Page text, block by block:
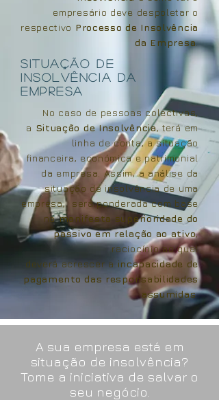
empresário deve despoletar o
respectivo Processo de Insolvência
da Empresa.
situação de
insolvência da
empresa
No caso de pessoas colectivas,
a Situação de Insolvência, terá em
linha de conta, a situação
financeira, económica e patrimonial
da empresa. Assim, a análise da
situação de insolvência de uma
empresa, será ponderada com base
namanifesta superioridade do
passivo em relação ao ativo,
raciocínio ao qual
deverá acrescer a incapacidade de
pagamento das responsabilidades
assumidas.​
A sua empresa está em
situação de insolvência?
Tome a iniciativa de salvar o
seu negócio.